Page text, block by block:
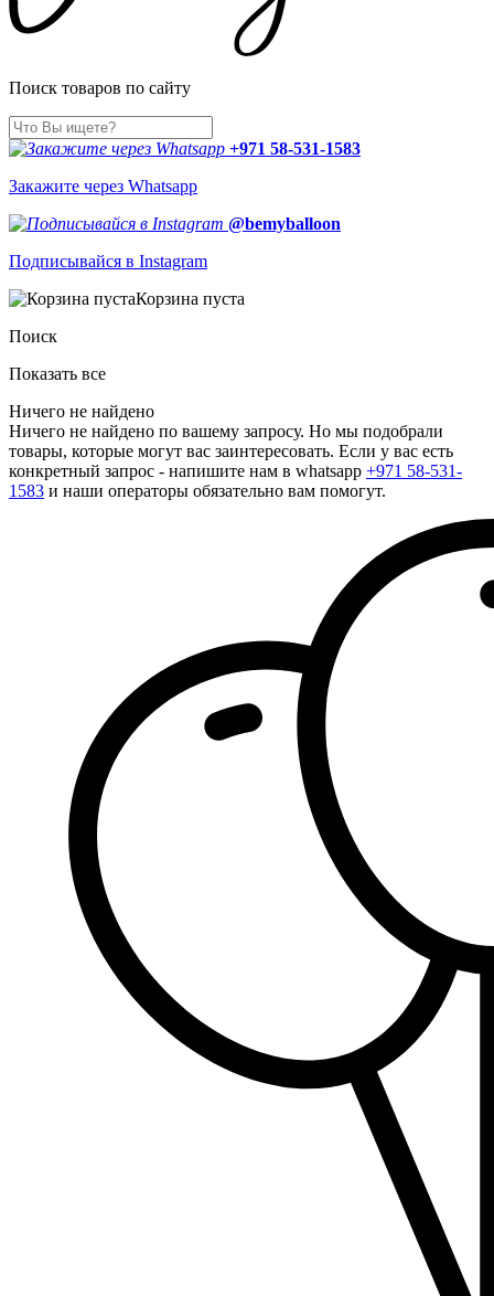
Поиск товаров по сайту
+971 58-531-1583
Закажите через Whatsapp
@bemyballoon
Подписывайся в Instagram
Корзина пуста
Поиск
Показать все
Ничего не найдено
Ничего не найдено по вашему запросу. Но мы подобрали
товары, которые могут вас заинтересовать. Если у вас есть
конкретный запрос - напишите нам в whatsapp +971 58-531-
1583 и наши операторы обязательно вам помогут.